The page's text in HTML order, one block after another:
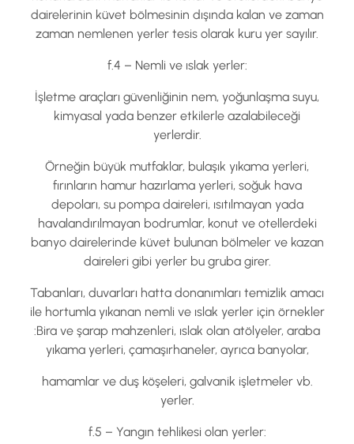
dairelerinin küvet bölmesinin dışında kalan ve zaman
zaman nemlenen yerler tesis olarak kuru yer sayılır.
f.4 – Nemli ve ıslak yerler:
İşletme araçları güvenliğinin nem, yoğunlaşma suyu,
kimyasal yada benzer etkilerle azalabileceği
yerlerdir.
Örneğin büyük mutfaklar, bulaşık yıkama yerleri,
fırınların hamur hazırlama yerleri, soğuk hava
depoları, su pompa daireleri, ısıtılmayan yada
havalandırılmayan bodrumlar, konut ve otellerdeki
banyo dairelerinde küvet bulunan bölmeler ve kazan
daireleri gibi yerler bu gruba girer.
Tabanları, duvarları hatta donanımları temizlik amacı
ile hortumla yıkanan nemli ve ıslak yerler için örnekler
:Bira ve şarap mahzenleri, ıslak olan atölyeler, araba
yıkama yerleri, çamaşırhaneler, ayrıca banyolar,
hamamlar ve duş köşeleri, galvanik işletmeler vb.
yerler.
f.5 – Yangın tehlikesi olan yerler: